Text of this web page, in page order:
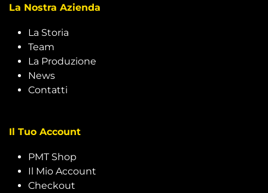
La Nostra Azienda
La Storia
Team
La Produzione
News
Contatti
Il Tuo Account
PMT Shop
Il Mio Account
Checkout